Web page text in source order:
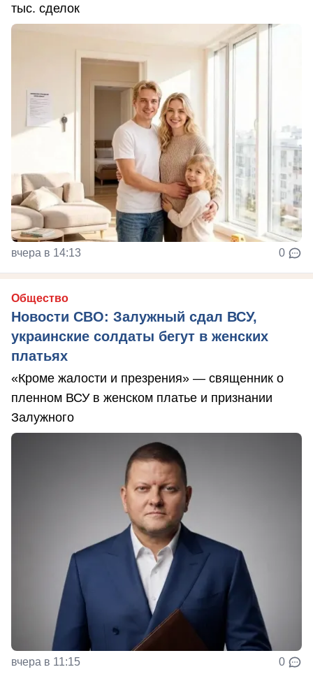
тыс. сделок
вчера в 14:13 0
Общество
Новости СВО: Залужный сдал ВСУ,
украинские солдаты бегут в женских
платьях
«Кроме жалости и презрения» — священник о
пленном ВСУ в женском платье и признании
Залужного
вчера в 11:15 0